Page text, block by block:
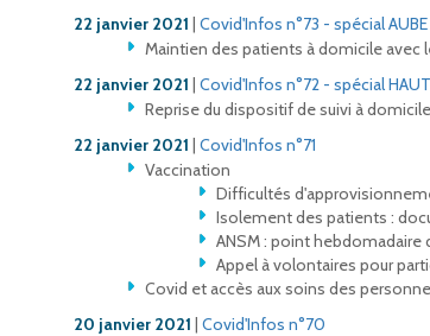
22 janvier 2021 | Covid'Infos n°73 - spécial AUBE
Maintien des patients à domicile avec
22 janvier 2021 | Covid'Infos n°72 - spécial
Reprise du dispositif de suivi à
22 janvier 2021 | Covid'Infos n°71
Vaccination
Difficultés
Isolement des patients :
ANSM : point hebdomadaire
Appel à volontaires pour
Covid et accès aux soins des
20 janvier 2021 | Covid'Infos n°70